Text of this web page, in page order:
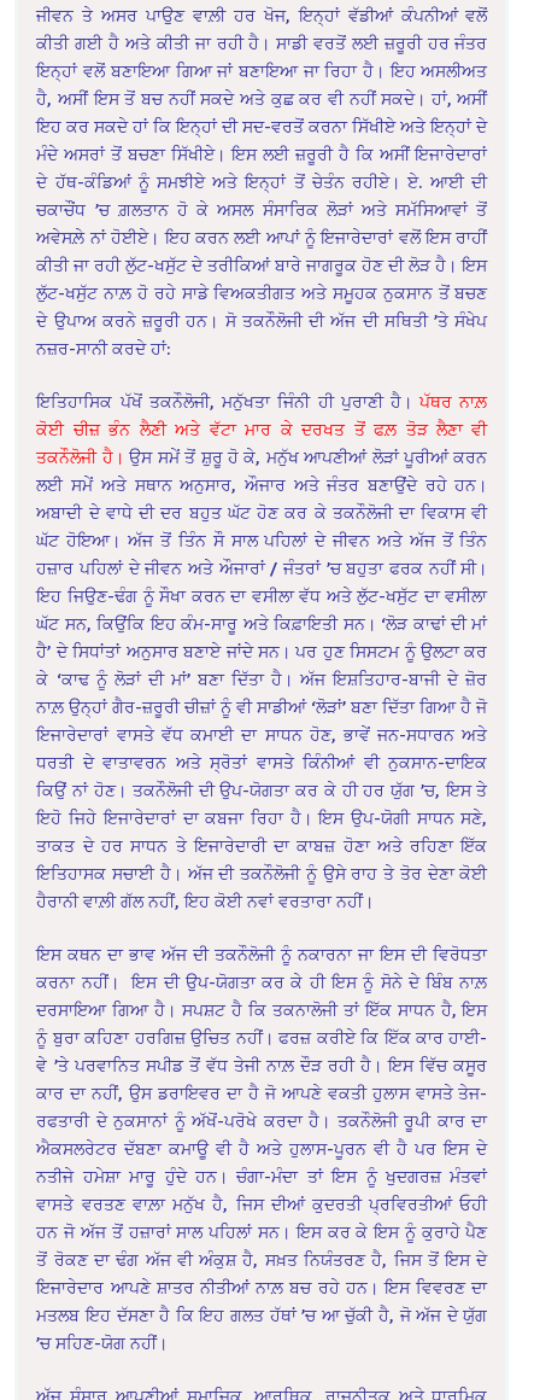
ਜੀਵਨ ਤੇ ਅਸਰ ਪਾਉਣ ਵਾਲ਼ੀ ਹਰ ਖੋਜ, ਇਨ੍ਹਾਂ ਵੱਡੀਆਂ ਕੰਪਨੀਆਂ ਵਲੋਂ
ਕੀਤੀ ਗਈ ਹੈ ਅਤੇ ਕੀਤੀ ਜਾ ਰਹੀ ਹੈ। ਸਾਡੀ ਵਰਤੋਂ ਲਈ ਜ਼ਰੂਰੀ ਹਰ ਜੰਤਰ
ਇਨ੍ਹਾਂ ਵਲੋਂ ਬਣਾਇਆ ਗਿਆ ਜਾਂ ਬਣਾਇਆ ਜਾ ਰਿਹਾ ਹੈ। ਇਹ ਅਸਲੀਅਤ
ਹੈ, ਅਸੀਂ ਇਸ ਤੋਂ ਬਚ ਨਹੀਂ ਸਕਦੇ ਅਤੇ ਕੁਛ ਕਰ ਵੀ ਨਹੀਂ ਸਕਦੇ। ਹਾਂ, ਅਸੀਂ
ਇਹ ਕਰ ਸਕਦੇ ਹਾਂ ਕਿ ਇਨ੍ਹਾਂ ਦੀ ਸਦ-ਵਰਤੋਂ ਕਰਨਾ ਸਿੱਖੀਏ ਅਤੇ ਇਨ੍ਹਾਂ ਦੇ
ਮੰਦੇ ਅਸਰਾਂ ਤੋਂ ਬਚਣਾ ਸਿੱਖੀਏ। ਇਸ ਲਈ ਜ਼ਰੂਰੀ ਹੈ ਕਿ ਅਸੀਂ ਇਜਾਰੇਦਾਰਾਂ
ਦੇ ਹੱਥ-ਕੰਡਿਆਂ ਨੂੰ ਸਮਝੀਏ ਅਤੇ ਇਨ੍ਹਾਂ ਤੋਂ ਚੇਤੰਨ ਰਹੀਏ। ਏ. ਆਈ ਦੀ
ਚਕਾਚੌਂਧ ’ਚ ਗ਼ਲਤਾਨ ਹੋ ਕੇ ਅਸਲ ਸੰਸਾਰਿਕ ਲੋੜਾਂ ਅਤੇ ਸਮੱਸਿਆਵਾਂ ਤੋਂ
ਅਵੇਸਲ਼ੇ ਨਾਂ ਹੋਈਏ। ਇਹ ਕਰਨ ਲਈ ਆਪਾਂ ਨੂੰ ਇਜਾਰੇਦਾਰਾਂ ਵਲੋਂ ਇਸ ਰਾਹੀਂ
ਕੀਤੀ ਜਾ ਰਹੀ ਲੁੱਟ-ਖਸੁੱਟ ਦੇ ਤਰੀਕਿਆਂ ਬਾਰੇ ਜਾਗਰੂਕ ਹੋਣ ਦੀ ਲੋੜ ਹੈ। ਇਸ
ਲੁੱਟ-ਖਸੁੱਟ ਨਾਲ਼ ਹੋ ਰਹੇ ਸਾਡੇ ਵਿਅਕਤੀਗਤ ਅਤੇ ਸਮੂਹਕ ਨੁਕਸਾਨ ਤੋਂ ਬਚਣ
ਦੇ ਉਪਾਅ ਕਰਨੇ ਜ਼ਰੂਰੀ ਹਨ। ਸੋ ਤਕਨੌਲੋਜੀ ਦੀ ਅੱਜ ਦੀ ਸਥਿਤੀ ’ਤੇ ਸੰਖੇਪ
ਨਜ਼ਰ-ਸਾਨੀ ਕਰਦੇ ਹਾਂ:
ਇਤਿਹਾਸਿਕ ਪੱਖੋਂ ਤਕਨੌਲੋਜੀ, ਮਨੁੱਖਤਾ ਜਿੰਨੀ ਹੀ ਪੁਰਾਣੀ ਹੈ।ਪੱਥਰ ਨਾਲ਼
ਕੋਈ ਚੀਜ਼ ਭੰਨ ਲੈਣੀ ਅਤੇ ਵੱਟਾ ਮਾਰ ਕੇ ਦਰਖਤ ਤੋਂ ਫਲ਼ ਤੋੜ ਲੈਣਾ ਵੀ
ਤਕਨੌਲੋਜੀ ਹੈ। ਉਸ ਸਮੇਂ ਤੋਂ ਸ਼ੁਰੂ ਹੋ ਕੇ, ਮਨੁੱਖ ਆਪਣੀਆਂ ਲੋੜਾਂ ਪੂਰੀਆਂ ਕਰਨ
ਲਈ ਸਮੇਂ ਅਤੇ ਸਥਾਨ ਅਨੁਸਾਰ, ਔਜਾਰ ਅਤੇ ਜੰਤਰ ਬਣਾਉਂਦੇ ਰਹੇ ਹਨ।
ਅਬਾਦੀ ਦੇ ਵਾਧੇ ਦੀ ਦਰ ਬਹੁਤ ਘੱਟ ਹੋਣ ਕਰ ਕੇ ਤਕਨੌਲੋਜੀ ਦਾ ਵਿਕਾਸ ਵੀ
ਘੱਟ ਹੋਇਆ। ਅੱਜ ਤੋਂ ਤਿੰਨ ਸੌ ਸਾਲ ਪਹਿਲਾਂ ਦੇ ਜੀਵਨ ਅਤੇ ਅੱਜ ਤੋਂ ਤਿੰਨ
ਹਜ਼ਾਰ ਪਹਿਲਾਂ ਦੇ ਜੀਵਨ ਅਤੇ ਔਜਾਰਾਂ / ਜੰਤਰਾਂ ’ਚ ਬਹੁਤਾ ਫਰਕ ਨਹੀਂ ਸੀ।
ਇਹ ਜਿਉਣ-ਢੰਗ ਨੂੰ ਸੌਖਾ ਕਰਨ ਦਾ ਵਸੀਲਾ ਵੱਧ ਅਤੇ ਲੁੱਟ-ਖਸੁੱਟ ਦਾ ਵਸੀਲਾ
ਘੱਟ ਸਨ, ਕਿਉਂਕਿ ਇਹ ਕੰਮ-ਸਾਰੂ ਅਤੇ ਕਿਫ਼ਾਇਤੀ ਸਨ। ‘ਲੋੜ ਕਾਢਾਂ ਦੀ ਮਾਂ
ਹੈ’ ਦੇ ਸਿਧਾਂਤਾਂ ਅਨੁਸਾਰ ਬਣਾਏ ਜਾਂਦੇ ਸਨ। ਪਰ ਹੁਣ ਸਿਸਟਮ ਨੂੰ ਉਲਟਾ ਕਰ
ਕੇ ‘ਕਾਢ ਨੂੰ ਲੋੜਾਂ ਦੀ ਮਾਂ’ ਬਣਾ ਦਿੱਤਾ ਹੈ। ਅੱਜ ਇਸ਼ਤਿਹਾਰ-ਬਾਜੀ ਦੇ ਜ਼ੋਰ
ਨਾਲ਼ ਉਨ੍ਹਾਂ ਗੈਰ-ਜ਼ਰੂਰੀ ਚੀਜ਼ਾਂ ਨੂੰ ਵੀ ਸਾਡੀਆਂ ‘ਲੋੜਾਂ’ ਬਣਾ ਦਿੱਤਾ ਗਿਆ ਹੈ ਜੋ
ਇਜਾਰੇਦਾਰਾਂ ਵਾਸਤੇ ਵੱਧ ਕਮਾਈ ਦਾ ਸਾਧਨ ਹੋਣ, ਭਾਵੇਂ ਜਨ-ਸਧਾਰਨ ਅਤੇ
ਧਰਤੀ ਦੇ ਵਾਤਾਵਰਨ ਅਤੇ ਸ੍ਰੋਤਾਂ ਵਾਸਤੇ ਕਿੰਨੀਆਂ ਵੀ ਨੁਕਸਾਨ-ਦਾਇਕ
ਕਿਉਂ ਨਾਂ ਹੋਣ। ਤਕਨੌਲੋਜੀ ਦੀ ਉਪ-ਯੋਗਤਾ ਕਰ ਕੇ ਹੀ ਹਰ ਯੁੱਗ ’ਚ, ਇਸ ਤੇ
ਇਹੋ ਜਿਹੇ ਇਜਾਰੇਦਾਰਾਂ ਦਾ ਕਬਜਾ ਰਿਹਾ ਹੈ। ਇਸ ਉਪ-ਯੋਗੀ ਸਾਧਨ ਸਣੇ,
ਤਾਕਤ ਦੇ ਹਰ ਸਾਧਨ ਤੇ ਇਜਾਰੇਦਾਰੀ ਦਾ ਕਾਬਜ਼ ਹੋਣਾ ਅਤੇ ਰਹਿਣਾ ਇੱਕ
ਇਤਿਹਾਸਕ ਸਚਾਈ ਹੈ। ਅੱਜ ਦੀ ਤਕਨੌਲੋਜੀ ਨੂੰ ਉਸੇ ਰਾਹ ਤੇ ਤੋਰ ਦੇਣਾ ਕੋਈ
ਹੈਰਾਨੀ ਵਾਲ਼ੀ ਗੱਲ ਨਹੀਂ, ਇਹ ਕੋਈ ਨਵਾਂ ਵਰਤਾਰਾ ਨਹੀਂ।
ਇਸ ਕਥਨ ਦਾ ਭਾਵ ਅੱਜ ਦੀ ਤਕਨੌਲੋਜੀ ਨੂੰ ਨਕਾਰਨਾ ਜਾ ਇਸ ਦੀ ਵਿਰੋਧਤਾ
ਕਰਨਾ ਨਹੀਂ। ਇਸ ਦੀ ਉਪ-ਯੋਗਤਾ ਕਰ ਕੇ ਹੀ ਇਸ ਨੂੰ ਸੋਨੇ ਦੇ ਬਿੰਬ ਨਾਲ਼
ਦਰਸਾਇਆ ਗਿਆ ਹੈ। ਸਪਸ਼ਟ ਹੈ ਕਿ ਤਕਨਾਲੋਜੀ ਤਾਂ ਇੱਕ ਸਾਧਨ ਹੈ, ਇਸ
ਨੂੰ ਬੁਰਾ ਕਹਿਣਾ ਹਰਗਿਜ਼ ਉਚਿਤ ਨਹੀਂ। ਫਰਜ਼ ਕਰੀਏ ਕਿ ਇੱਕ ਕਾਰ ਹਾਈ-
ਵੇ ’ਤੇ ਪਰਵਾਨਿਤ ਸਪੀਡ ਤੋਂ ਵੱਧ ਤੇਜੀ ਨਾਲ਼ ਦੌੜ ਰਹੀ ਹੈ। ਇਸ ਵਿੱਚ ਕਸੂਰ
ਕਾਰ ਦਾ ਨਹੀਂ, ਉਸ ਡਰਾਇਵਰ ਦਾ ਹੈ ਜੋ ਆਪਣੇ ਵਕਤੀ ਹੁਲਾਸ ਵਾਸਤੇ ਤੇਜ-
ਰਫਤਾਰੀ ਦੇ ਨੁਕਸਾਨਾਂ ਨੂੰ ਅੱਖੋਂ-ਪਰੋਖੇ ਕਰਦਾ ਹੈ। ਤਕਨੌਲੋਜੀ ਰੂਪੀ ਕਾਰ ਦਾ
ਐਕਸਲਰੇਟਰ ਦੱਬਣਾ ਕਮਾਊ ਵੀ ਹੈ ਅਤੇ ਹੁਲਾਸ-ਪੂਰਨ ਵੀ ਹੈ ਪਰ ਇਸ ਦੇ
ਨਤੀਜੇ ਹਮੇਸ਼ਾ ਮਾਰੂ ਹੁੰਦੇ ਹਨ। ਚੰਗਾ-ਮੰਦਾ ਤਾਂ ਇਸ ਨੂੰ ਖੁਦਗਰਜ਼ ਮੰਤਵਾਂ
ਵਾਸਤੇ ਵਰਤਣ ਵਾਲ਼ਾ ਮਨੁੱਖ ਹੈ, ਜਿਸ ਦੀਆਂ ਕੁਦਰਤੀ ਪ੍ਰਵਿਰਤੀਆਂ ਓਹੀ
ਹਨ ਜੋ ਅੱਜ ਤੋਂ ਹਜ਼ਾਰਾਂ ਸਾਲ ਪਹਿਲਾਂ ਸਨ। ਇਸ ਕਰ ਕੇ ਇਸ ਨੂੰ ਕੁਰਾਹੇ ਪੈਣ
ਤੋਂ ਰੋਕਣ ਦਾ ਢੰਗ ਅੱਜ ਵੀ ਅੰਕੁਸ਼ ਹੈ, ਸਖ਼ਤ ਨਿਯੰਤਰਣ ਹੈ, ਜਿਸ ਤੋਂ ਇਸ ਦੇ
ਇਜਾਰੇਦਾਰ ਆਪਣੇ ਸ਼ਾਤਰ ਨੀਤੀਆਂ ਨਾਲ਼ ਬਚ ਰਹੇ ਹਨ। ਇਸ ਵਿਵਰਣ ਦਾ
ਮਤਲਬ ਇਹ ਦੱਸਣਾ ਹੈ ਕਿ ਇਹ ਗਲਤ ਹੱਥਾਂ ’ਚ ਆ ਚੁੱਕੀ ਹੈ, ਜੋ ਅੱਜ ਦੇ ਯੁੱਗ
’ਚ ਸਹਿਣ-ਯੋਗ ਨਹੀਂ।